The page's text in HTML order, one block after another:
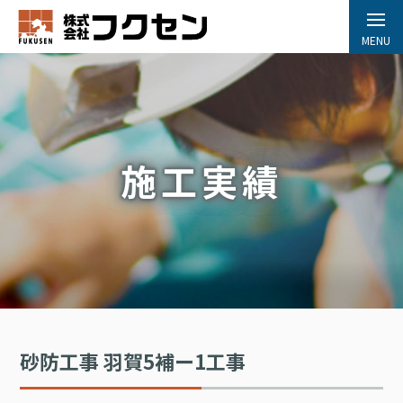
MENU
施工実績
砂防工事 羽賀5補ー1工事